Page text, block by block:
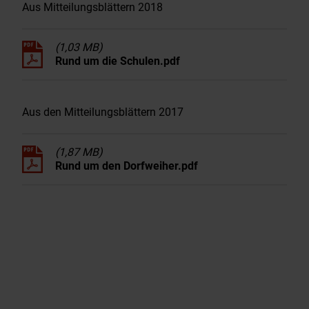
Aus Mitteilungsblättern 2018
(1,03 MB)
Rund um die Schulen.pdf
Aus den Mitteilungsblättern 2017
(1,87 MB)
Rund um den Dorfweiher.pdf